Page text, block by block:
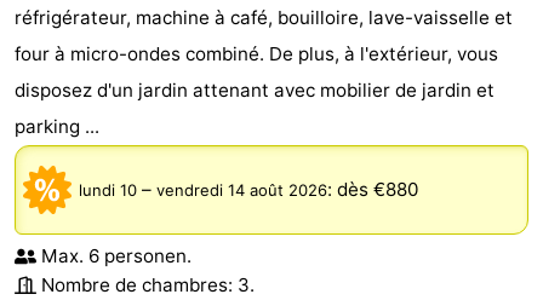
réfrigérateur, machine à café, bouilloire, lave-vaisselle et
four à micro-ondes combiné. De plus, à l'extérieur, vous
disposez d'un jardin attenant avec mobilier de jardin et
parking ...
lundi 10 – vendredi 14 août 2026: dès €880
Max. 6 personen.
Nombre de chambres: 3.